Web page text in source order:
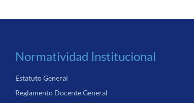
Normatividad Institucional
Estatuto General
Reglamento Docente General